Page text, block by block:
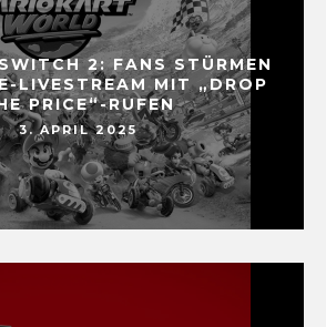
2: FANS STÜRMEN
LIVESTREAM MIT „DROP
PRICE“-RUFEN
3. APRIL 2025